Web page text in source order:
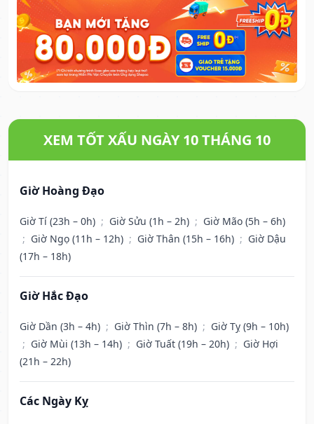
XEM TỐT XẤU NGÀY 10 THÁNG 10
Giờ Hoàng Đạo
Giờ Tí (23h – 0h) ; Giờ Sửu (1h – 2h) ; Giờ Mão (5h – 6h)
; Giờ Ngọ (11h – 12h) ; Giờ Thân (15h – 16h) ; Giờ Dậu
(17h – 18h)
Giờ Hắc Đạo
Giờ Dần (3h – 4h) ; Giờ Thìn (7h – 8h) ; Giờ Tỵ (9h – 10h)
; Giờ Mùi (13h – 14h) ; Giờ Tuất (19h – 20h) ; Giờ Hợi
(21h – 22h)
Các Ngày Kỵ